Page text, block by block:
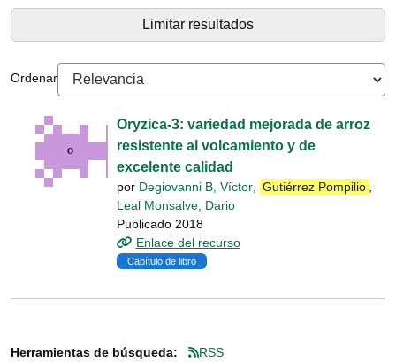
Limitar resultados
Ordenar
Oryzica-3: variedad mejorada de arroz
resistente al volcamiento y de
excelente calidad
por Degiovanni B, Víctor Gutiérrez Pompilio
Leal Monsalve, Dario
Publicado 2018
Enlace del recurso
Capítulo de libro
Herramientas de búsqueda: RSS